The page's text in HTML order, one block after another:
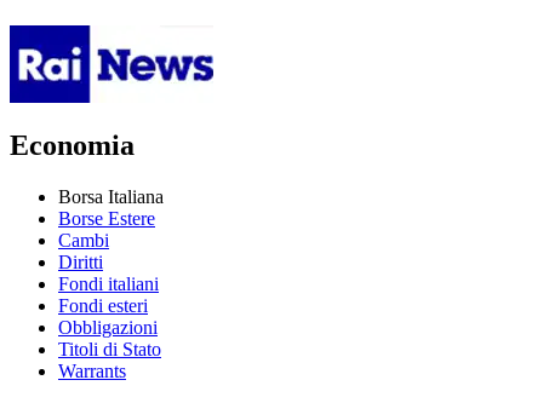
Economia
Borsa Italiana
Borse Estere
Cambi
Diritti
Fondi italiani
Fondi esteri
Obbligazioni
Titoli di Stato
Warrants